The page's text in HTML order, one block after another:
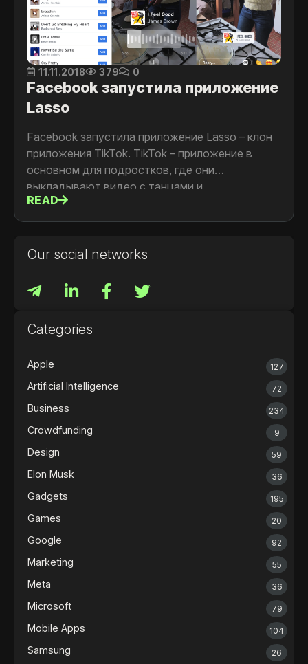
11.11.2018 379 0
Facebook запустила приложение
Lasso
Facebook запустила приложение Lasso – клон
приложения TikTok. TikTok – приложение в
основном для подростков, где они
выкладывают видео с танцами и
имитированием пения известных песен.
READ
Our social networks
Categories
Apple 127
Artificial Intelligence 72
Business 234
Crowdfunding 9
Design 59
Elon Musk 36
Gadgets 195
Games 20
Google 92
Marketing 55
Meta 36
Microsoft 79
Mobile Apps 104
Samsung 26